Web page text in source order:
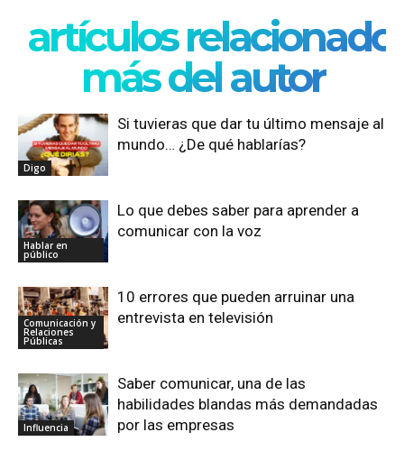
artículos
más del autor
Digo
Si tuvieras que dar tu último mensaje al
mundo… ¿De qué hablarías?
Hablar en
público
Lo que debes saber para aprender a
comunicar con la voz
Comunicación y
Relaciones
Públicas
10 errores que pueden arruinar una
entrevista en televisión
Influencia
Saber comunicar, una de las
habilidades blandas más demandadas
por las empresas